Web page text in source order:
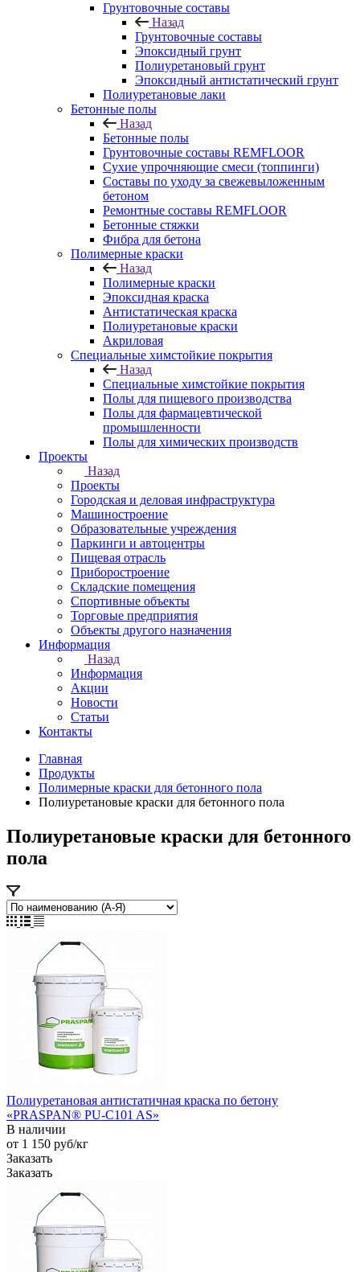
Грунтовочные составы
Назад
Грунтовочные составы
Эпоксидный грунт
Полиуретановый грунт
Эпоксидный антистатический грунт
Полиуретановые лаки
Бетонные полы
Назад
Бетонные полы
Грунтовочные составы REMFLOOR
Сухие упрочняющие смеси (топпинги)
Составы по уходу за свежевыложенным
бетоном
Ремонтные составы REMFLOOR
Бетонные стяжки
Фибра для бетона
Полимерные краски
Назад
Полимерные краски
Эпоксидная краска
Антистатическая краска
Полиуретановые краски
Акриловая
Специальные химстойкие покрытия
Назад
Специальные химстойкие покрытия
Полы для пищевого производства
Полы для фармацевтической
промышленности
Полы для химических производств
Проекты
Назад
Проекты
Городская и деловая инфраструктура
Машиностроение
Образовательные учреждения
Паркинги и автоцентры
Пищевая отрасль
Приборостроение
Складские помещения
Спортивные объекты
Торговые предприятия
Объекты другого назначения
Информация
Назад
Информация
Акции
Новости
Статьи
Контакты
Главная
Продукты
Полимерные краски для бетонного пола
Полиуретановые краски для бетонного пола
Полиуретановые краски для бетонного
пола
Полиуретановая антистатичная краска по бетону
«PRASPAN® PU-C101 AS»
В наличии
от 1 150 руб/кг
Заказать
Заказать